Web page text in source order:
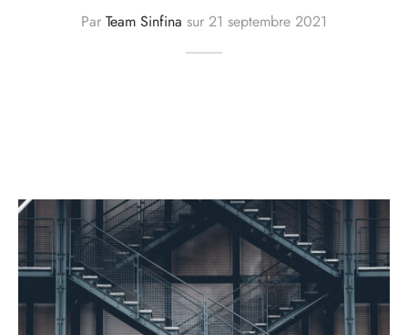
Par Team Sinfina sur 21 septembre 2021